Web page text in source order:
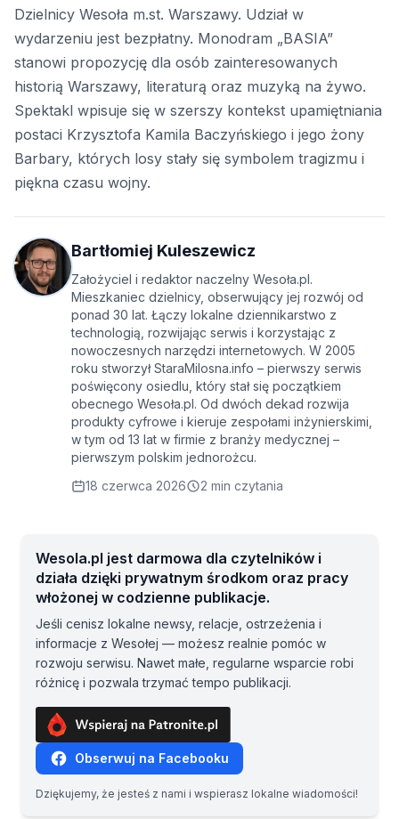
Dzielnicy Wesoła m.st. Warszawy. Udział w
wydarzeniu jest bezpłatny. Monodram „BASIA”
stanowi propozycję dla osób zainteresowanych
historią Warszawy, literaturą oraz muzyką na żywo.
Spektakl wpisuje się w szerszy kontekst upamiętniania
postaci Krzysztofa Kamila Baczyńskiego i jego żony
Barbary, których losy stały się symbolem tragizmu i
piękna czasu wojny.
Bartłomiej Kuleszewicz
Założyciel i redaktor naczelny Wesoła.pl.
Mieszkaniec dzielnicy, obserwujący jej rozwój od
ponad 30 lat. Łączy lokalne dziennikarstwo z
technologią, rozwijając serwis i korzystając z
nowoczesnych narzędzi internetowych. W 2005
roku stworzył StaraMilosna.info – pierwszy serwis
poświęcony osiedlu, który stał się początkiem
obecnego Wesoła.pl. Od dwóch dekad rozwija
produkty cyfrowe i kieruje zespołami inżynierskimi,
w tym od 13 lat w firmie z branży medycznej –
pierwszym polskim jednorożcu.
18 czerwca 2026
2 min czytania
Wesola.pl jest darmowa dla czytelników i
działa dzięki prywatnym środkom oraz pracy
włożonej w codzienne publikacje.
Jeśli cenisz lokalne newsy, relacje, ostrzeżenia i
informacje z Wesołej — możesz realnie pomóc w
rozwoju serwisu. Nawet małe, regularne wsparcie robi
różnicę i pozwala trzymać tempo publikacji.
Obserwuj na Facebooku
Dziękujemy, że jesteś z nami i wspierasz lokalne wiadomości!